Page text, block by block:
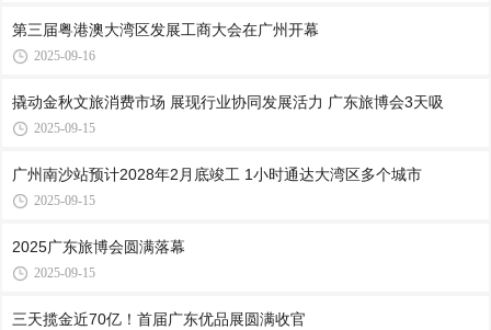
第三届粤港澳大湾区发展工商大会在广州开幕
2025-09-16
撬动金秋文旅消费市场 展现行业协同发展活力 广东旅博会3天吸
2025-09-15
广州南沙站预计2028年2月底竣工 1小时通达大湾区多个城市
2025-09-15
2025广东旅博会圆满落幕
2025-09-15
三天揽金近70亿！首届广东优品展圆满收官